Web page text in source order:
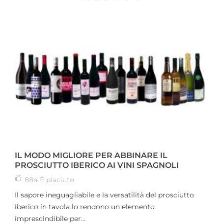
IL MODO MIGLIORE PER ABBINARE IL
PROSCIUTTO IBERICO AI VINI SPAGNOLI
884 È piaciuto
Il sapore ineguagliabile e la versatilità del prosciutto
iberico in tavola lo rendono un elemento
imprescindibile per...